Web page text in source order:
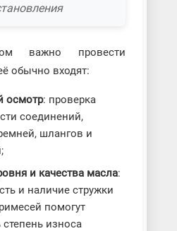
важно провести
обычно входят:
осмотр: проверка
соединений,
шлангов и
и качества масла:
и наличие стружки
помогут
износа